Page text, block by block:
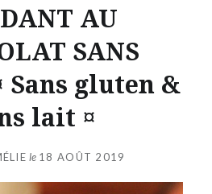
AU
SANS
Sans gluten &
lait ¤
le 18 AOÛT 2019